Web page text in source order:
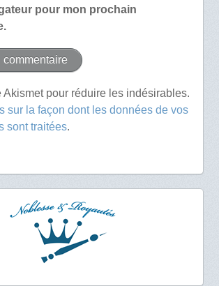
pour mon prochain
Akismet pour réduire les indésirables.
sur la façon dont les données de vos
sont traitées.